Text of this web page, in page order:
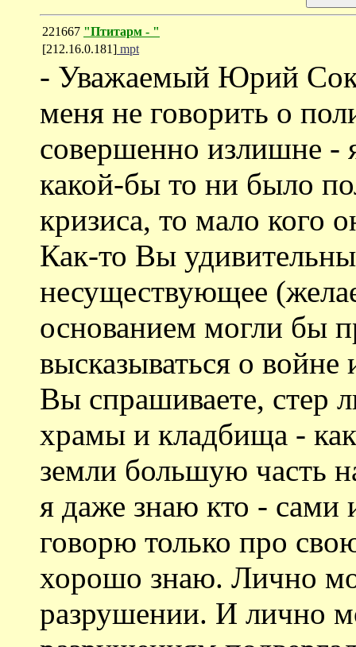
221667 "Птитарм - "
[212.16.0.181] mpt
- Уважаемый Юрий
меня не говорить о
совершенно излишне -
какой-бы то ни было
кризиса, то мало кого
Как-то Вы
несуществующее
основанием могли бы
высказываться о
Вы спрашиваете, стер
храмы и кладбища -
земли большую часть
я даже знаю кто - сами
говорю только про
хорошо знаю. Лично
разрушении. И лично